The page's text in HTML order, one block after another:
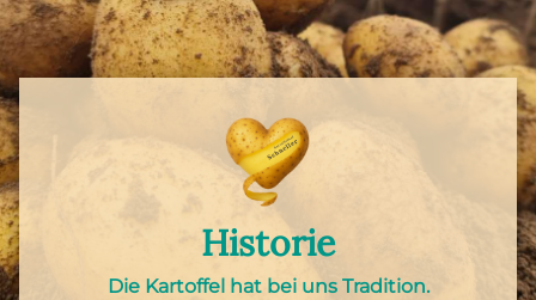
Historie
Die Kartoffel hat bei uns Tradition.